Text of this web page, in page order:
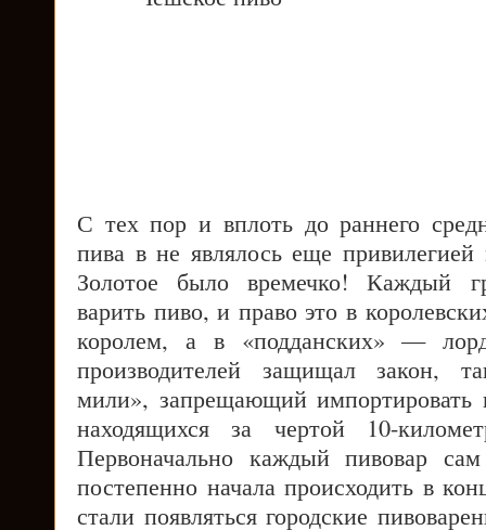
С тех пор и вплоть до раннего
пива в не являлось еще
Золотое было времечко! Каждый
варить пиво, и право это в
королем, а в «подданских» —
производителей защищал закон,
мили», запрещающий импортировать
находящихся за чертой 10-
Первоначально каждый пивовар
постепенно начала происходить в
стали появляться городские